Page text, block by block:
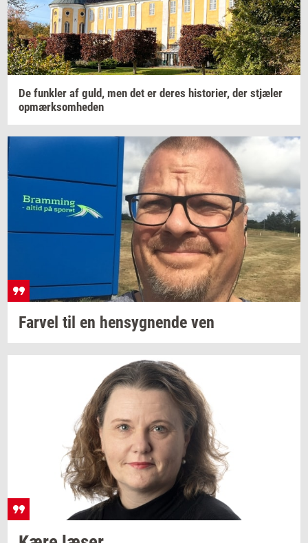
De funk­ler af guld, men det er deres hi­sto­ri­er, der stjæ­ler
op­mærk­som­he­den
Far­vel til en hen­syg­nen­de ven